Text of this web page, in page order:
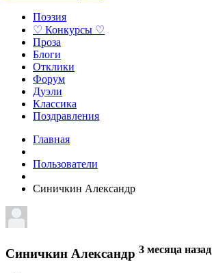
Поэзия
♡ Конкурсы ♡
Проза
Блоги
Отклики
Форум
Дуэли
Классика
Поздравления
Главная
Пользователи
Синичкин Александр
Синичкин Александр 3 месяца назад